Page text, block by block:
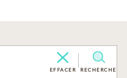
EFFACER RECHERCHE